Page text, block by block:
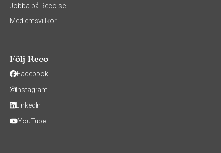
Jobba på Reco.se
Medlemsvillkor
Följ Reco
Facebook
Instagram
LinkedIn
YouTube